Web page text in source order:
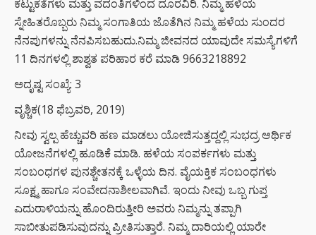
ಕಟ್ಟುಕತೆಗಳು ಮತ್ತು ವದಂತಿಗಳಿಂದ ದೂರವಿರಿ. ನಿಮ್ಮ ಹಳೆಯ
ಸ್ನೇಹಿತರೊಬ್ಬರು ನಿಮ್ಮ ಸಂಗಾತಿಯ ಜೊತೆಗಿನ ನಿಮ್ಮ ಹಳೆಯ ಸುಂದರ
ನೆನಪುಗಳನ್ನು ನೆನಪಿಸಬಹುದು.ನಿಮ್ಮ ಜೀವನದ ಯಾವುದೇ ಸಮಸ್ಯೆಗಳಿಗೆ
11 ದಿನಗಳಲ್ಲಿ ಶಾಶ್ವತ ಪರಿಹಾರ ಕರೆ ಮಾಡಿ 9663218892
ಅದೃಷ್ಟ ಸಂಖ್ಯೆ: 3
ವೃಶ್ಚಿಕ(18 ಫೆಬ್ರವರಿ, 2019)
ನೀವು ಸ್ವಲ್ಪ ಹೆಚ್ಚುವರಿ ಹಣ ಮಾಡಲು ಯೋಜಿಸುತ್ತದ್ದಲ್ಲಿ ಸುಭದ್ರ ಆರ್ಥಿಕ
ಯೋಜನೆಗಳಲ್ಲಿ ಹೂಡಿಕೆ ಮಾಡಿ. ಹಳೆಯ ಸಂಪರ್ಕಗಳು ಮತ್ತು
ಸಂಬಂಧಗಳ ಪುನಶ್ಚೇತನಕ್ಕೆ ಒಳ್ಳೆಯ ದಿನ. ವೈಯಕ್ತಿಕ ಸಂಬಂಧಗಳು
ಸೂಕ್ಷ್ಮ ಹಾಗೂ ಸಂವೇದನಾಶೀಲವಾಗಿವೆ. ಇಂದು ನೀವು ಒಬ್ಬ ಗುಪ್ತ
ಎದುರಾಳಿಯನ್ನು ಹೊಂದಿರುತ್ತೀರಿ ಅವರು ನಿಮ್ಮನ್ನು ತಪ್ಪಾಗಿ
ಸಾಬೀತುಪಡಿಸುವುದನ್ನು ಪ್ರೀತಿಸುತ್ತಾರೆ. ನಿಮ್ಮ ದಾರಿಯಲ್ಲಿ ಯಾರೇ